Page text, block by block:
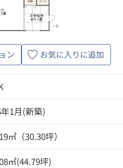
ン お気に入りに追加
1月(新築)
㎡（30.30坪）
㎡(44.79坪)